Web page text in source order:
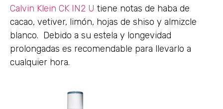
Calvin Klein CK IN2 U tiene notas de haba de
cacao, vetiver, limón, hojas de shiso y almizcle
blanco. Debido a su estela y longevidad
prolongadas es recomendable para llevarlo a
cualquier hora.